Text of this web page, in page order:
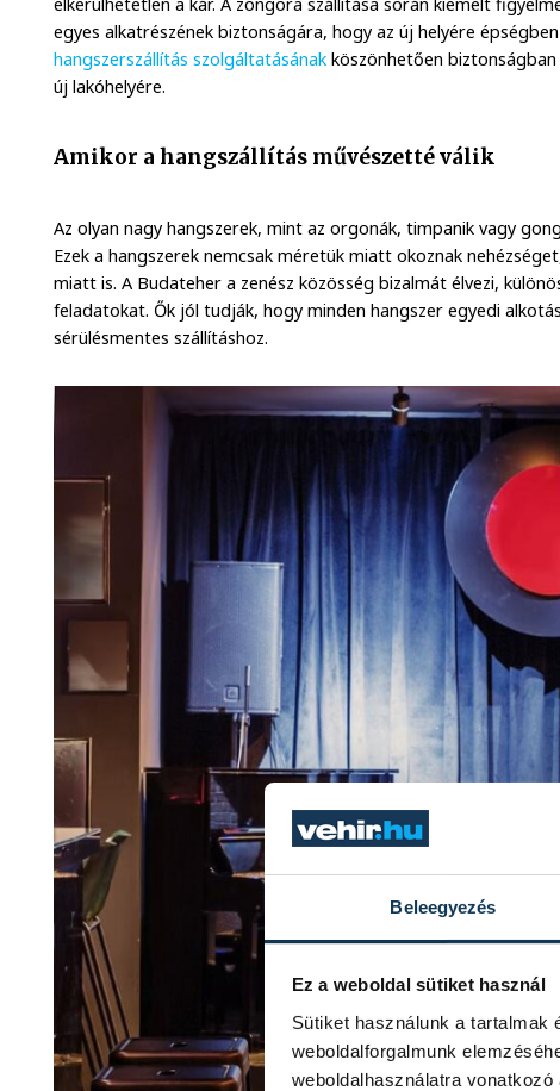
Beleegyezés
Ez a weboldal sütiket használ
Sütiket használunk a
weboldalforgalmunk
weboldalhasználatra
egyes alkatrészének biztonságára, hogy az új helyére
hangszerszállítás szolgáltatásának köszönhetően
új lakóhelyére.
Amikor a hangszállítás művészetté válik
Az olyan nagy hangszerek, mint az orgonák, timpanik vagy
Ezek a hangszerek nemcsak méretük miatt okoznak
miatt is. A Budateher a zenész közösség bizalmát élvezi,
feladatokat. Ők jól tudják, hogy minden hangszer egyedi
sérülésmentes szállításhoz.